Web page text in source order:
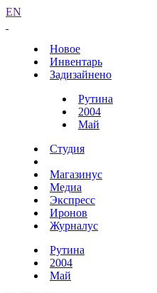
EN
Новое
Инвентарь
Задизайнено
Рутина
2004
Май
Студия
Магазинус
Медиа
Экспресс
Иронов
Журналус
Рутина
2004
Май